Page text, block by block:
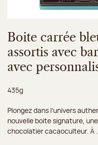
Boite carrée
assortis avec
avec
Poids net :
435g
Plongez dans l’univers
nouvelle boite signature,
chocolatier cacaoculteur. À